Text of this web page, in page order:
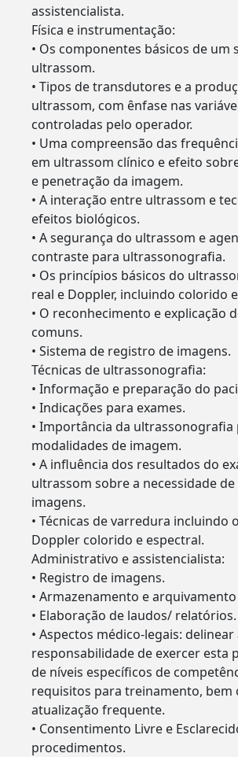
assistencialista.
Física e instrumentação:
• Os componentes básicos de um
ultrassom.
• Tipos de transdutores e a
ultrassom, com ênfase nas
controladas pelo operador.
• Uma compreensão das
em ultrassom clínico e efeito
e penetração da imagem.
• A interação entre ultrassom e
efeitos biológicos.
• A segurança do ultrassom e
contraste para ultrassonografia.
• Os princípios básicos do
real e Doppler, incluindo colorido
• O reconhecimento e explicação
comuns.
• Sistema de registro de imagens.
Técnicas de ultrassonografia:
• Informação e preparação do
• Indicações para exames.
• Importância da ultrassonografia
modalidades de imagem.
• A influência dos resultados do
ultrassom sobre a necessidade
imagens.
• Técnicas de varredura incluindo
Doppler colorido e espectral.
Administrativo e assistencialista:
• Registro de imagens.
• Armazenamento e
• Elaboração de laudos/ relatórios.
• Aspectos médico-legais: delinear
responsabilidade de exercer esta
de níveis específicos de
requisitos para treinamento, bem
atualização frequente.
• Consentimento Livre e
procedimentos.